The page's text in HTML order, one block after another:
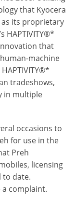
that Kyocera
as its proprietary
HAPTIVITY®*
that
machine
tradeshows,
in multiple
occasions to
for use in the
Preh
licensing
to date.
complaint.